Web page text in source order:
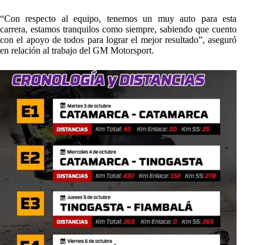
“Con respecto al equipo, tenemos un muy auto para esta
carrera, estamos tranquilos como siempre, sabiendo que cuento
con el apoyo de todos para lograr el mejor resultado”, aseguró
en relación al trabajo del GM Motorsport.